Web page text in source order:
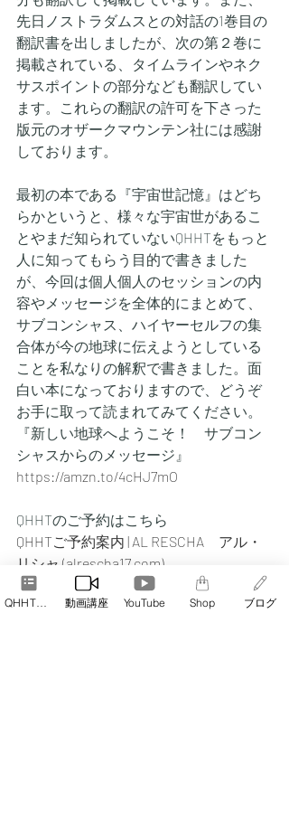
先日ノストラダムスとの対話の1巻目の
翻訳書を出しましたが、次の第２巻に
掲載されている、タイムラインやネク
サスポイントの部分なども翻訳してい
ます。これらの翻訳の許可を下さった
版元のオザークマウンテン社には感謝
しております。
最初の本である『宇宙世記憶』はどち
らかというと、様々な宇宙世があるこ
とやまだ知られていないQHHTをもっと
人に知ってもらう目的で書きました
が、今回は個人個人のセッションの内
容やメッセージを全体的にまとめて、
サブコンシャス、ハイヤーセルフの集
合体が今の地球に伝えようとしている
ことを私なりの解釈で書きました。面
白い本になっておりますので、どうぞ
お手に取って読まれてみてください。
『新しい地球へようこそ！　サブコン
シャスからのメッセージ』
https://amzn.to/4cHJ7mO
QHHTのご予約はこちら
QHHTご予約案内 | AL RESCHA　アル・
リシャ (alrescha17.com)
QHHT予約 動画講座 YouTube Shop ブログ